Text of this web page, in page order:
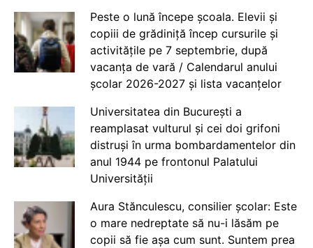
Peste o lună începe școala. Elevii și
copiii de grădiniță încep cursurile și
activitățile pe 7 septembrie, după
vacanța de vară / Calendarul anului
școlar 2026-2027 și lista vacanțelor
Universitatea din București a
reamplasat vulturul și cei doi grifoni
distruși în urma bombardamentelor din
anul 1944 pe frontonul Palatului
Universității
Aura Stănculescu, consilier școlar: Este
o mare nedreptate să nu-i lăsăm pe
copii să fie așa cum sunt. Suntem prea